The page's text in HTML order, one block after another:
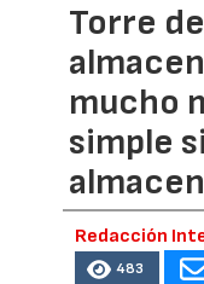
Torre de
mucho
simple
Redacción
483